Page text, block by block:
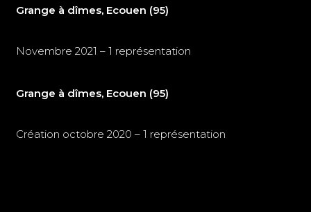
Grange à dîmes, Ecouen (95)
Novembre 2021 – 1 représentation
Grange à dîmes, Ecouen (95)
Création octobre 2020 – 1 représentation